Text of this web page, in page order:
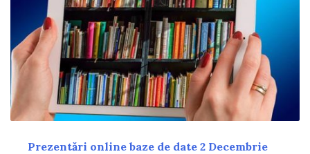
Prezentări online baze de date 2 Decembrie